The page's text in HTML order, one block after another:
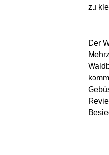
zu
Der